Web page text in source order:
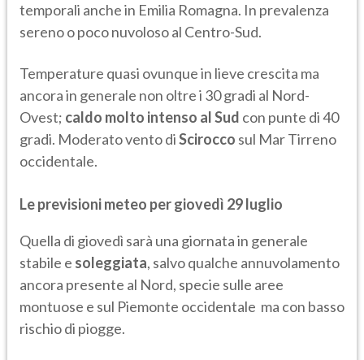
temporali anche in Emilia Romagna. In prevalenza
sereno o poco nuvoloso al Centro-Sud.
Temperature quasi ovunque in lieve crescita ma
ancora in generale non oltre i 30 gradi al Nord-
Ovest; caldo molto intenso al Sud con punte di 40
gradi. Moderato vento diScirocco sul Mar Tirreno
occidentale.
Le previsioni meteo per giovedì 29 luglio
Quella di giovedì sarà una giornata in generale
stabile e soleggiata, salvo qualche annuvolamento
ancora presente al Nord, specie sulle aree
montuose e sul Piemonte occidentale ma con basso
rischio di piogge.